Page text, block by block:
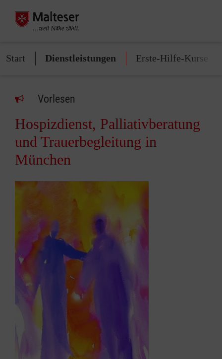
Start Dienstleistungen Erste-Hilfe-Kurse
Vorlesen
Hospizdienst, Palliativberatung
und Trauerbegleitung in
München